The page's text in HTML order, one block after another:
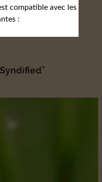
compatible avec les
: